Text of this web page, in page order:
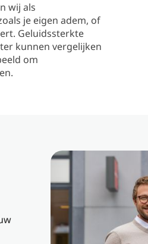
wij als
je eigen adem, of
Geluidssterkte
kunnen vergelijken
om